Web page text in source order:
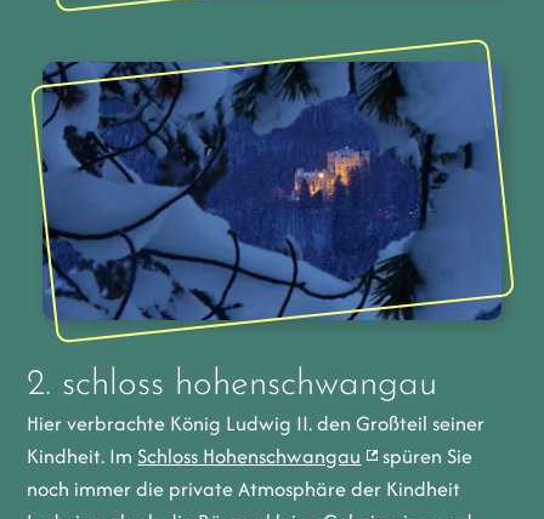
2. schloss hohenschwangau
Hier verbrachte König Ludwig II. den Großteil seiner
Kindheit. Im Schloss Hohenschwangau
spüren Sie
noch immer die private Atmosphäre der Kindheit